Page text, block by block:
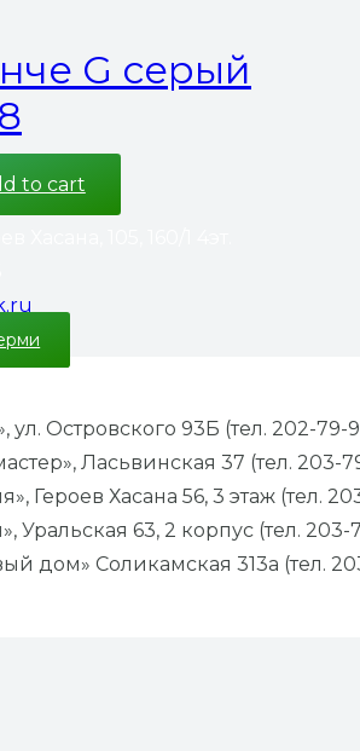
G серый
to cart
ул. Островского 93Б (тел. 202-79-
Ласьвинская 37 (тел. 203-
Героев Хасана 56, 3 этаж (тел.
Уральская 63, 2 корпус (тел. 203-
дом» Соликамская 313а (тел.